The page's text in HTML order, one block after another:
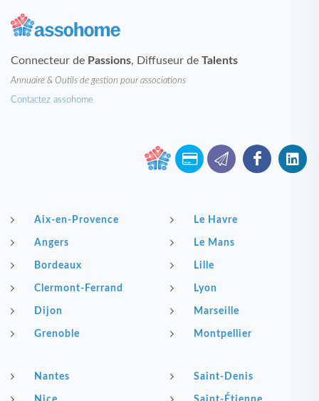
Connecteur de Passions, Diffuseur de Talents
Annuaire & Outils de gestion pour associations
Contactez assohome
Aix-en-Provence
Angers
Bordeaux
Clermont-Ferrand
Dijon
Grenoble
Le Havre
Le Mans
Lille
Lyon
Marseille
Montpellier
Nantes Saint-Denis